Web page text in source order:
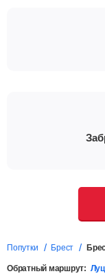
Попутки Брест
Обратный маршрут: